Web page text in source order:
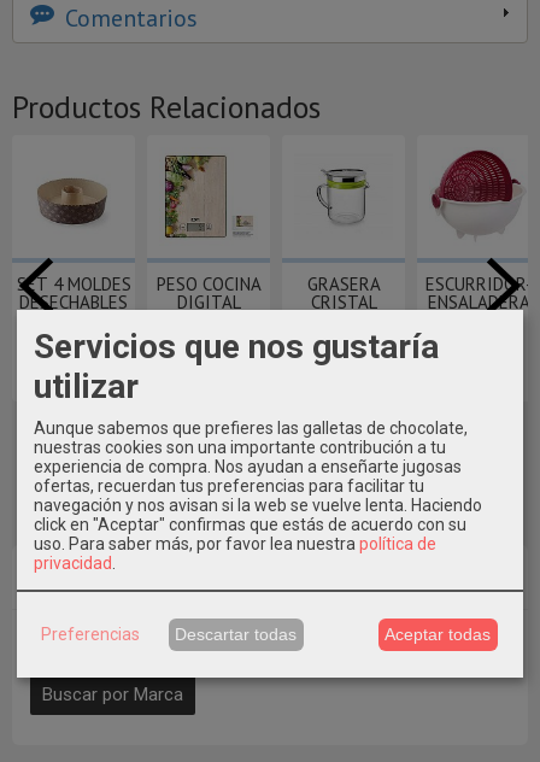
Marcas
Comentarios
Productos Relacionados
SET 4 MOLDES
DESECHABLES
8,65 €
PESO COCINA
DIGITAL
DECORADO
GRASERA
CRISTAL
IBILI
ESCURRIDOR-
ENSALADERA
Servicios que nos gustaría
utilizar
Aunque sabemos que prefieres las galletas de chocolate,
nuestras cookies son una importante contribución a tu
experiencia de compra. Nos ayudan a enseñarte jugosas
ofertas, recuerdan tus preferencias para facilitar tu
navegación y nos avisan si la web se vuelve lenta. Haciendo
click en "Aceptar" confirmas que estás de acuerdo con su
uso. Para saber más, por favor lea nuestra política de
privacidad
Preferencias Descartar todas Aceptar todas